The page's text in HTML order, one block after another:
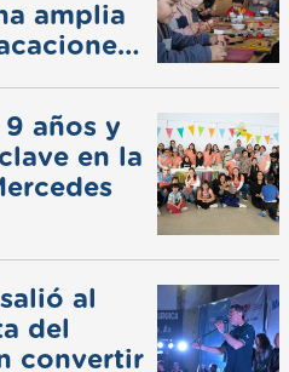
amplia
años y
en la
al
del
convertir